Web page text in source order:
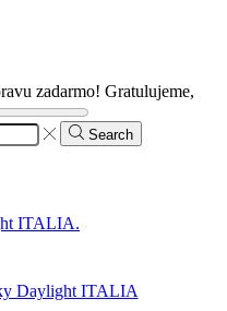
zadarmo! Gratulujeme,
Search
Daylight ITALIA